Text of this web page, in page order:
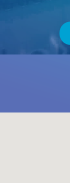
ventilátory,
tradici a od
exportuje na
Rakousko,